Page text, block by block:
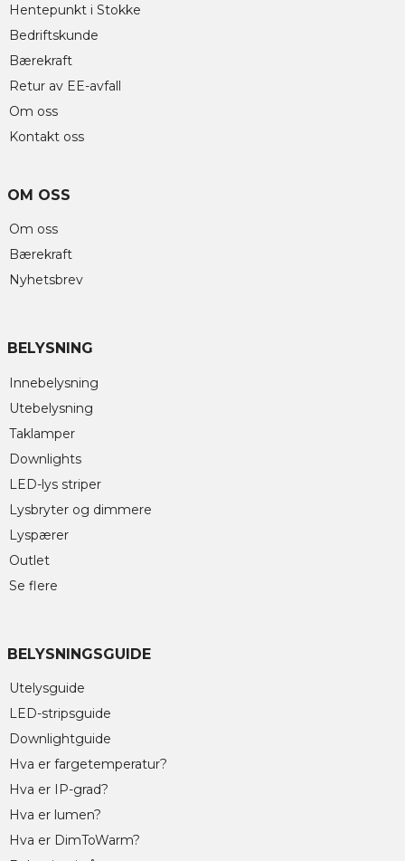
Hentepunkt i Stokke
Bedriftskunde
Bærekraft
Retur av EE-avfall
Om oss
Kontakt oss
OM OSS
Om oss
Bærekraft
Nyhetsbrev
BELYSNING
Innebelysning
Utebelysning
Taklamper
Downlights
LED-lys striper
Lysbryter og dimmere
Lyspærer
Outlet
Se flere
BELYSNINGSGUIDE
Utelysguide
LED-stripsguide
Downlightguide
Hva er fargetemperatur?
Hva er IP-grad?
Hva er lumen?
Hva er DimToWarm?